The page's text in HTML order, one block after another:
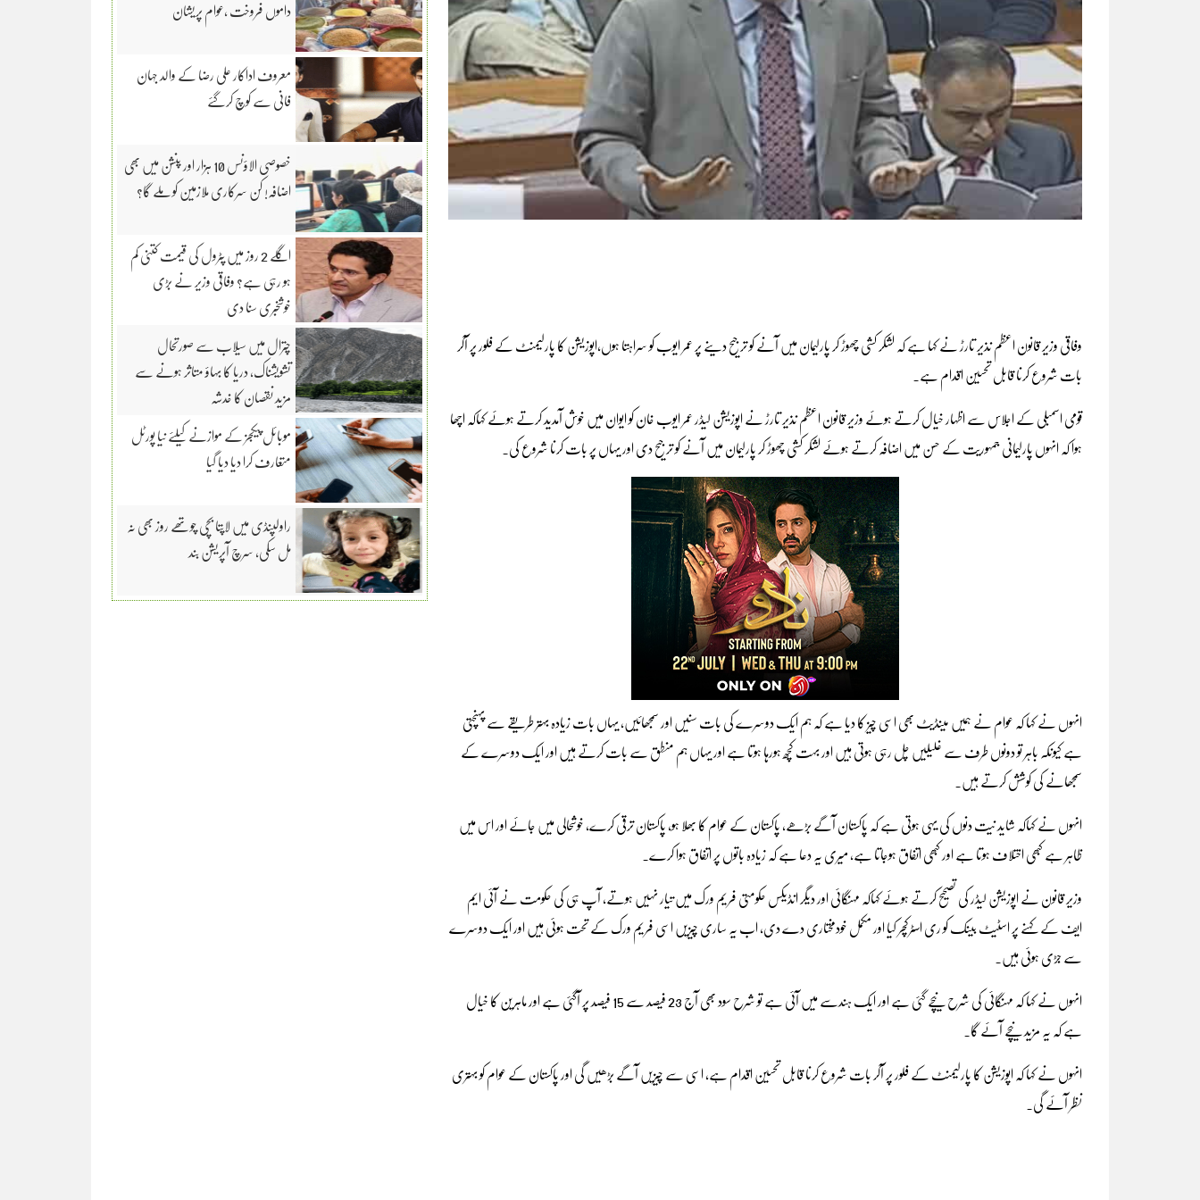
وفاقی وزیر قانون اعظم نذیر تارڑ نے کہا ہے کہ لشکر کشی چھوڑ کر پارلیمان میں آنے کو ترجیح دینے پر عمر ایوب کو سراہتا ہوں،اپوزیشن کا پارلیمنٹ کے فلور پر آکر
بات شروع کرنا قابل تحسین اقدام ہے۔
قومی اسمبلی کے اجلاس سے اظہار خیال کرتے ہوئے وزیر قانون اعظم نذیر تارڑ نے اپوزیشن لیڈر عمر ایوب خان کو ایوان میں خوش آمدید کرتے ہوئے کہاکہ اچھا
ہوا کہ انہوں پارلیمانی جمہوریت کے حسن میں اضافہ کرتے ہوئے لشکر کشی چھوڑ کر پارلیمان میں آنے کو ترجیح دی اور یہاں پر بات کرنا شروع کی۔
انہوں نے کہا کہ عوام نے ہمیں مینڈیٹ بھی اسی چیز کا دیا ہے کہ ہم ایک دوسرے کی بات سنیں اور سمجھائیں، یہاں بات زیادہ بہتر طریقے سے پہنچتی
ہے کیونکہ باہر تو دونوں طرف سے غلیلیں چل رہی ہوتی ہیں اور بہت کچھ ہورہا ہوتا ہے اور یہاں ہم منطق سے بات کرتے ہیں اور ایک دوسرے کے
سمجھانے کی کوشش کرتے ہیں۔
انہوں نے کہاکہ شاید نیت دنوں کی یہی ہوتی ہے کہ پاکستان آگے بڑھے، پاکستان کے عوام کا بھلا ہو، پاکستان ترقی کرے، خوشحالی میں جائے اور اس میں
ظاہر ہے کبھی اختلاف ہوتا ہے اور کبھی اتفاق ہوجاتا ہے، میری یہ دعا ہے کہ زیادہ باتوں پر اتفاق ہوا کرے۔
وزیر قانون نے اپوزیشن لیڈر کی تصحیح کرتے ہوئے کہاکہ مہنگائی اور دیگر انڈیکس حکومتی فریم ورک میں تیار نہیں ہوتے، آپ ہی کی حکومت نے آئی ایم
ایف کے کہنے پر اسٹیٹ بینک کو ری اسٹرکچر کیا اور مکمل خودمختاری دے دی، اب یہ ساری چیزیں اسی فریم ورک کے تحت ہوئی ہیں اور ایک دوسرے
سے جڑی ہوئی ہیں۔
انہوں نے کہا کہ مہنگائی کی شرح نیچے گئی ہے اور ایک ہندسے میں آئی ہے تو شرح سود بھی آج 23 فیصد سے 15 فیصد پر آگئی ہے اور ماہرین کا خیال
ہے کہ یہ مزید نیچے آئے گا۔
انہوں نے کہا کہ اپوزیشن کا پارلیمنٹ کے فلور پر آکر بات شروع کرنا قابل تحسین اقدام ہے، اسی سے چیزیں آگے بڑھیں گی اور پاکستان کے عوام کو بہتری
نظر آئے گی۔
داموں فروخت ،عوام پریشان
معروف اداکار علی رضا کے والد جہان
فانی سے کوچ کرگئے
خصوصی الاؤنس 10 ہزار اور پنشن میں بھی
اضافہ! کن سرکاری ملازمین کو ملے گا؟
اگلے 2 روز میں پٹرول کی قیمت کتنی کم
ہو رہی ہے؟ وفاقی وزیر نے بڑی
خوشخبری سنا دی
چترال میں سیلاب سے صورتحال
تشویشناک، دریا کا بہاؤ متاثر ہونے سے
مزید نقصان کا خدشہ
موبائل پیکجز کے موازنے کیلئے نیا پورٹل
متعارف کرا دیا دیا گیا
راولپنڈی میں لاپتا بچی چوتھے روز بھی نہ
مل سکی، سرچ آپریشن بند